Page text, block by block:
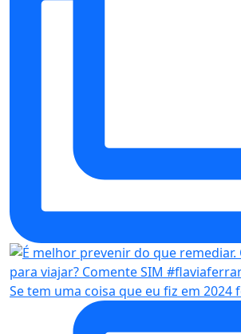
Se tem uma coisa que eu fiz em 2024